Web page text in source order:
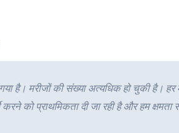
है। मरीजों की संख्या अत्यधिक हो चुकी है।
करने को प्राथमिकता दी जा रही है और हम